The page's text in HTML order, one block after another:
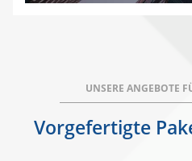
UNSERE ANGEBOTE
Vorgefertigte